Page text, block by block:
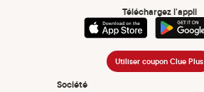
Téléchargez l’appli
Utiliser coupon Clue Plus
Société